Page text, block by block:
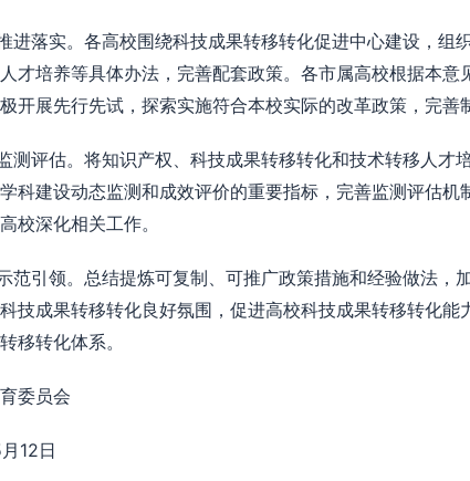
进落实。各高校围绕科技成果转移转化促进中心建设，组
才培养等具体办法，完善配套政策。各市属高校根据本
开展先行先试，探索实施符合本校实际的改革政策，完善
测评估。将知识产权、科技成果转移转化和技术转移人才
科建设动态监测和成效评价的重要指标，完善监测评估
校深化相关工作。
范引领。总结提炼可复制、可推广政策措施和经验做法，
技成果转移转化良好氛围，促进高校科技成果转移转化
移转化体系。
委员会
12日